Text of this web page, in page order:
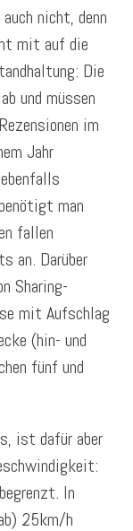
nicht, denn
mit auf die
Die
und müssen
im
Jahr
man
fallen
an. Darüber
Sharing-
mit Aufschlag
(hin- und
fünf und
ist dafür aber
In
25km/h